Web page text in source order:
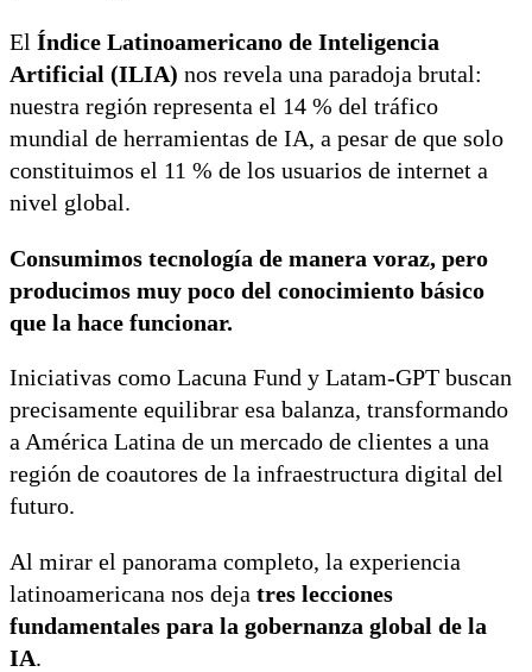
El Índice Latinoamericano de Inteligencia
Artificial (ILIA) nos revela una paradoja brutal:
nuestra región representa el 14 % del tráfico
mundial de herramientas de IA, a pesar de que solo
constituimos el 11 % de los usuarios de internet a
nivel global.
Consumimos tecnología de manera voraz, pero
producimos muy poco del conocimiento básico
que la hace funcionar.
Iniciativas como Lacuna Fund y Latam-GPT buscan
precisamente equilibrar esa balanza, transformando
a América Latina de un mercado de clientes a una
región de coautores de la infraestructura digital del
futuro.
Al mirar el panorama completo, la experiencia
latinoamericana nos deja tres lecciones
fundamentales para la gobernanza global de la
IA.